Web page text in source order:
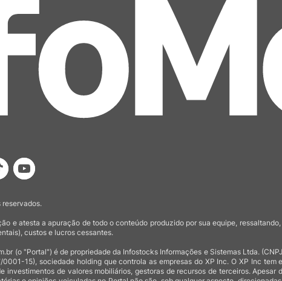
e atesta a apuração de todo o conteúdo produzido por sua equipe,
custos e lucros cessantes.
(o "Portal") é de propriedade da Infostocks Informações e Sistemas Ltda.
0001-15), sociedade holding que controla as empresas do XP Inc. O XP Inc
investimentos de valores mobiliários, gestoras de recursos de terceiros.